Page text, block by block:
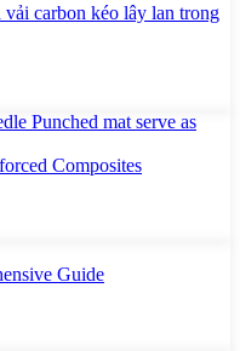
carbon kéo lây lan trong
Composites
Guide